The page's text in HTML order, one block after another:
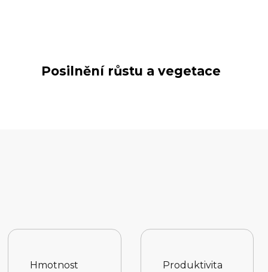
Posilnění růstu a vegetace
Hmotnost
Produktivita